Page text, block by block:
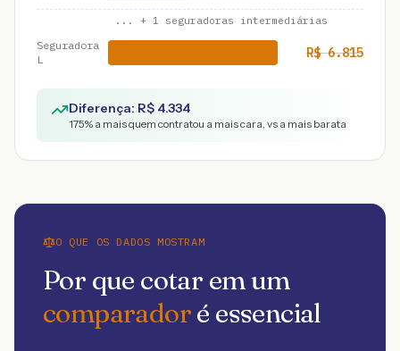
... + 1 seguradoras intermediárias
Seguradora
L
R$6.815
Diferença: R$ 4.334
175% a mais quem contratou a mais cara, vs a mais barata
O QUE OS DADOS MOSTRAM
Por que cotar em um
comparadoré essencial